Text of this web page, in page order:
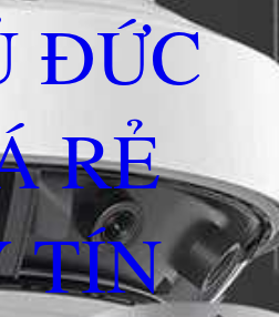
ĐỨC
RẺ
TÍN